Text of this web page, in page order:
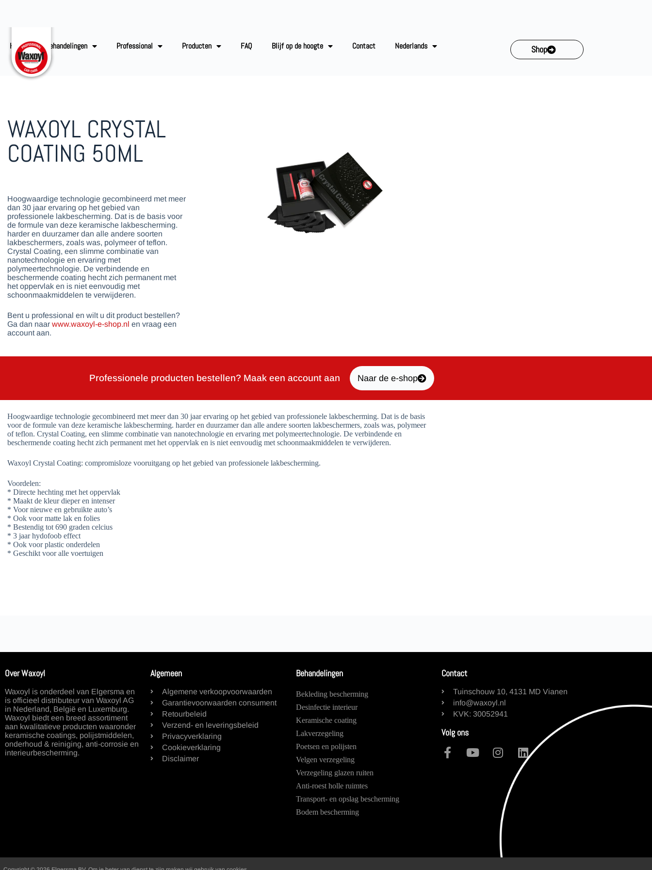
Home Behandelingen Professional Producten FAQ Blijf op de hoogte Contact Nederlands Shop
WAXOYL CRYSTAL
COATING 50ML
Hoogwaardige technologie gecombineerd met meer
dan 30 jaar ervaring op het gebied van
professionele lakbescherming. Dat is de basis voor
de formule van deze keramische lakbescherming.
harder en duurzamer dan alle andere soorten
lakbeschermers, zoals was, polymeer of teflon.
Crystal Coating, een slimme combinatie van
nanotechnologie en ervaring met
polymeertechnologie. De verbindende en
beschermende coating hecht zich permanent met
het oppervlak en is niet eenvoudig met
schoonmaakmiddelen te verwijderen.
Bent u professional en wilt u dit product bestellen?
Ga dan naar www.waxoyl-e-shop.nl en vraag een
account aan.
Professionele producten bestellen? Maak een account aan Naar de e-shop
Hoogwaardige technologie gecombineerd met meer dan 30 jaar ervaring op het gebied van professionele lakbescherming. Dat is de basis
voor de formule van deze keramische lakbescherming. harder en duurzamer dan alle andere soorten lakbeschermers, zoals was, polymeer
of teflon. Crystal Coating, een slimme combinatie van nanotechnologie en ervaring met polymeertechnologie. De verbindende en
beschermende coating hecht zich permanent met het oppervlak en is niet eenvoudig met schoonmaakmiddelen te verwijderen.
Waxoyl Crystal Coating: compromisloze vooruitgang op het gebied van professionele lakbescherming.
Voordelen:
* Directe hechting met het oppervlak
* Maakt de kleur dieper en intenser
* Voor nieuwe en gebruikte auto’s
* Ook voor matte lak en folies
* Bestendig tot 690 graden celcius
* 3 jaar hydofoob effect
* Ook voor plastic onderdelen
* Geschikt voor alle voertuigen
Over Waxoyl
Waxoyl is onderdeel van Elgersma en
is officieel distributeur van Waxoyl AG
in Nederland, België en Luxemburg.
Waxoyl biedt een breed assortiment
aan kwalitatieve producten waaronder
keramische coatings, polijstmiddelen,
onderhoud & reiniging, anti-corrosie en
interieurbescherming.
Algemeen
Algemene verkoopvoorwaarden
Garantievoorwaarden consument
Retourbeleid
Verzend- en leveringsbeleid
Privacyverklaring
Cookieverklaring
Disclaimer
Behandelingen
Bekleding bescherming
Desinfectie interieur
Keramische coating
Lakverzegeling
Poetsen en polijsten
Velgen verzegeling
Verzegeling glazen ruiten
Anti-roest holle ruimtes
Transport- en opslag bescherming
Bodem bescherming
Contact
Tuinschouw 10, 4131 MD Vianen
info@waxoyl.nl
KVK: 30052941
Volg ons